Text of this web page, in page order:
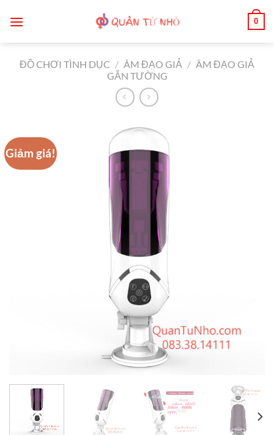
qua
0
ĐỒ CHƠI TÌNH DỤC / ÂM ĐẠO GIẢ / ÂM ĐẠO GIẢ
GẮN TƯỜNG
Giảm giá!